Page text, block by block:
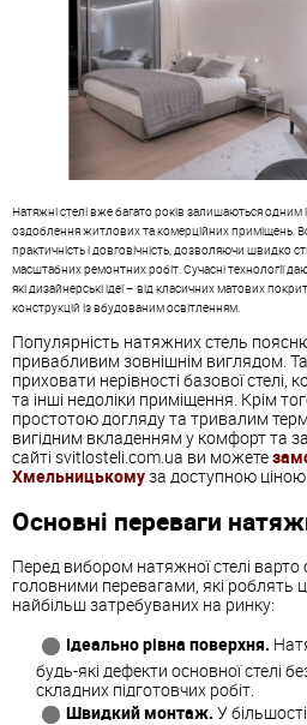
Натяжні стелі вже багато років залишаються одним
оздоблення житлових та комерційних приміщень.
практичність і довговічність, дозволяючи швидко
масштабних ремонтних робіт. Сучасні технології
які дизайнерські ідеї – від класичних матових
конструкцій із вбудованим освітленням.
Популярність натяжних стель
привабливим зовнішнім виглядом.
приховати нерівності базової стелі,
та інші недоліки приміщення. Крім
простотою догляду та тривалим
вигідним вкладенням у комфорт та
сайті svitlosteli.com.ua ви можете
Хмельницькомуза доступною ціною.
Основні переваги
Перед вибором натяжної стелі варто
головними перевагами, які роблять
найбільш затребуваних на ринку:
Ідеально рівна поверхня.
будь-які дефекти основної стелі
складних підготовчих робіт.
Швидкий монтаж. У